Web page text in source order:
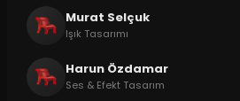
Murat Selçuk
Işık Tasarımı
Harun Özdamar
Ses & Efekt Tasarım